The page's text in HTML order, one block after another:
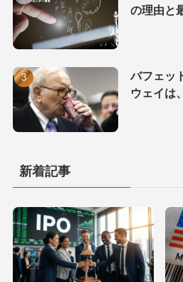
の理由と
バフェッ
ウェイは
新着記事